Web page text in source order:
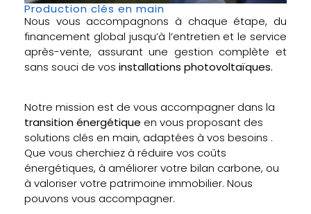
Production clés en main
Nous vous accompagnons à chaque étape, du
financement global jusqu’à l’entretien et le service
après-vente, assurant une gestion complète et
sans souci de vos installations photovoltaïques.
Notre mission est de vous accompagner dans la
transition énergétique en vous proposant des
solutions clés en main, adaptées à vos besoins .
Que vous cherchiez à réduire vos coûts
énergétiques, à améliorer votre bilan carbone, ou
à valoriser votre patrimoine immobilier. Nous
pouvons vous accompagner.